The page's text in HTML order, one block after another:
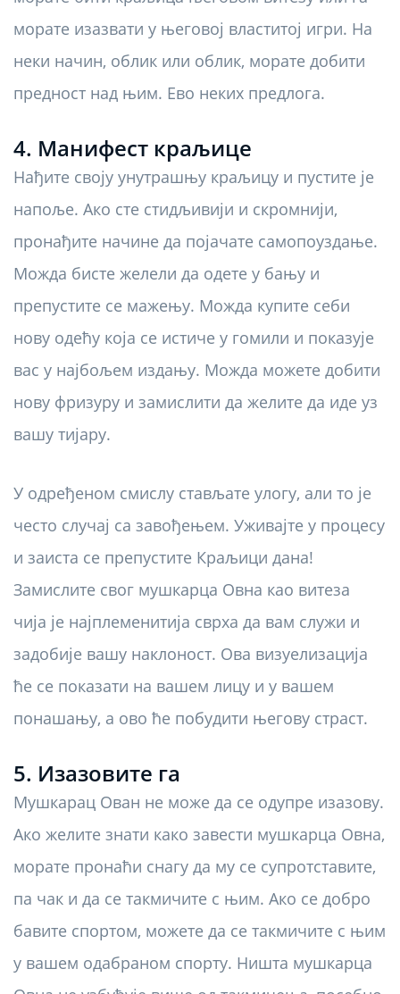
морате изазвати у његовој властитој игри. На
неки начин, облик или облик, морате добити
предност над њим. Ево неких предлога.
4. Манифест краљице
Нађите своју унутрашњу краљицу и пустите је
напоље. Ако сте стидљивији и скромнији,
пронађите начине да појачате самопоуздање.
Можда бисте желели да одете у бању и
препустите се мажењу. Можда купите себи
нову одећу која се истиче у гомили и показује
вас у најбољем издању. Можда можете добити
нову фризуру и замислити да желите да иде уз
вашу тијару.
У одређеном смислу стављате улогу, али то је
често случај са завођењем. Уживајте у процесу
и заиста се препустите Краљици дана!
Замислите свог мушкарца Овна као витеза
чија је најплеменитија сврха да вам служи и
задобије вашу наклоност. Ова визуелизација
ће се показати на вашем лицу и у вашем
понашању, а ово ће побудити његову страст.
5. Изазовите га
Мушкарац Ован не може да се одупре изазову.
Ако желите знати како завести мушкарца Овна,
морате пронаћи снагу да му се супротставите,
па чак и да се такмичите с њим. Ако се добро
бавите спортом, можете да се такмичите с њим
у вашем одабраном спорту. Ништа мушкарца